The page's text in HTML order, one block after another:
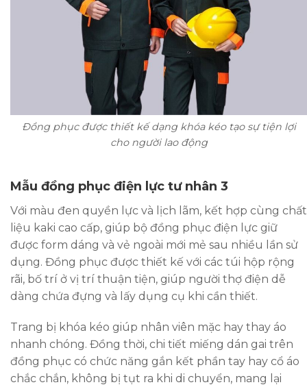
Đồng phục được thiết kế dạng khóa kéo tạo sự tiện lợi
cho người lao động
Mẫu đồng phục điện lực tư nhân 3
Với màu đen quyền lực và lịch lãm, kết hợp cùng chất
liệu kaki cao cấp, giúp bộ đồng phục điện lực giữ
được form dáng và vẻ ngoài mới mẻ sau nhiều lần sử
dụng. Đồng phục được thiết kế với các túi hộp rộng
rãi, bố trí ở vị trí thuận tiện, giúp người thợ điện dễ
dàng chứa đựng và lấy dụng cụ khi cần thiết.
Trang bị khóa kéo giúp nhân viên mặc hay thay áo
nhanh chóng. Đồng thời, chi tiết miếng dán gai trên
đồng phục có chức năng gắn kết phần tay hay cổ áo
chắc chắn, không bị tụt ra khi di chuyển, mang lại